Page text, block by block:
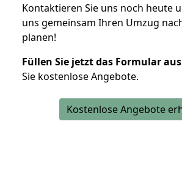
Kontaktieren Sie uns noch heute
uns gemeinsam Ihren Umzug
planen!
Füllen Sie jetzt das Formular aus
Sie kostenlose Angebote.
Kostenlose Angebote